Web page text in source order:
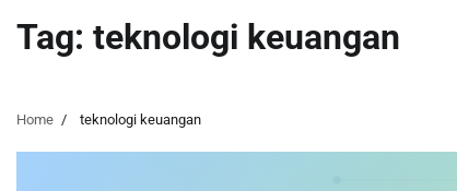
Tag: teknologi keuangan
Home teknologi keuangan